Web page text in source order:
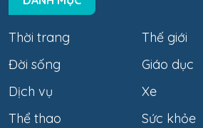
Thời trang
Thế giới
Đời sống
Giáo dục
Dịch vụ
Xe
Thể thao
Sức khỏe